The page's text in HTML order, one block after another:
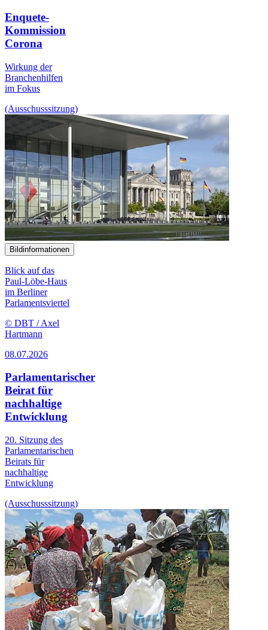
Enquete-
Kommission
Corona
Wirkung der
Branchenhilfen
im Fokus
(Ausschusssitzung)
Bildinformationen
Blick auf das
Paul-Löbe-Haus
im Berliner
Parlamentsviertel
© DBT / Axel
Hartmann
08.07.2026
Parlamentarischer
Beirat für
nachhaltige
Entwicklung
20. Sitzung des
Parlamentarischen
Beirats für
nachhaltige
Entwicklung
(Ausschusssitzung)